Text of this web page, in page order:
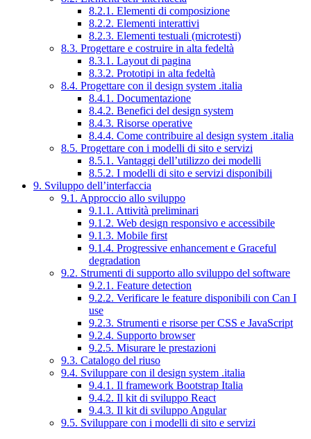
8.2.1. Elementi di composizione
8.2.2. Elementi interattivi
8.2.3. Elementi testuali (microtesti)
8.3. Progettare e costruire in alta fedeltà
8.3.1. Layout di pagina
8.3.2. Prototipi in alta fedeltà
8.4. Progettare con il design system .italia
8.4.1. Documentazione
8.4.2. Benefici del design system
8.4.3. Risorse operative
8.4.4. Come contribuire al design system .italia
8.5. Progettare con i modelli di sito e servizi
8.5.1. Vantaggi dell’utilizzo dei modelli
8.5.2. I modelli di sito e servizi disponibili
9. Sviluppo dell’interfaccia
9.1. Approccio allo sviluppo
9.1.1. Attività preliminari
9.1.2. Web design responsivo e accessibile
9.1.3. Mobile first
9.1.4. Progressive enhancement e Graceful
degradation
9.2. Strumenti di supporto allo sviluppo del software
9.2.1. Feature detection
9.2.2. Verificare le feature disponibili con Can I
use
9.2.3. Strumenti e risorse per CSS e JavaScript
9.2.4. Supporto browser
9.2.5. Misurare le prestazioni
9.3. Catalogo del riuso
9.4. Sviluppare con il design system .italia
9.4.1. Il framework Bootstrap Italia
9.4.2. Il kit di sviluppo React
9.4.3. Il kit di sviluppo Angular
9.5. Sviluppare con i modelli di sito e servizi